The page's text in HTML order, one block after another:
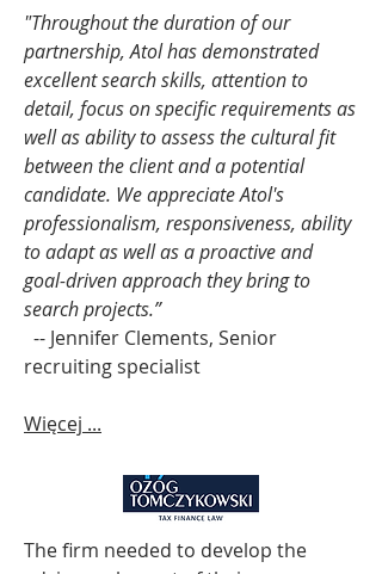
"Throughout the duration of our
partnership, Atol has demonstrated
excellent search skills, attention to
detail, focus on specific requirements as
well as ability to assess the cultural fit
between the client and a potential
candidate. We appreciate Atol's
professionalism, responsiveness, ability
to adapt as well as a proactive and
goal-driven approach they bring to
search projects.”
-- Jennifer Clements, Senior
recruiting specialist
Więcej ...
The firm needed to develop the